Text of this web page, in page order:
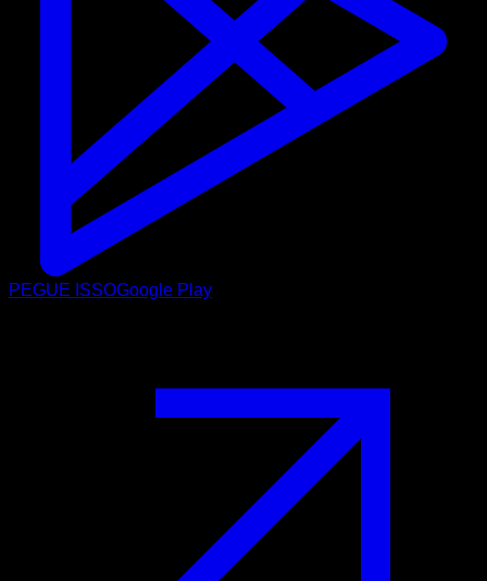
PEGUE ISSOGoogle Play